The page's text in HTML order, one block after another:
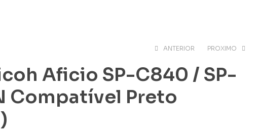
ANTERIOR PROXIMO
Aficio SP-C840 / SP-
Compatível Preto